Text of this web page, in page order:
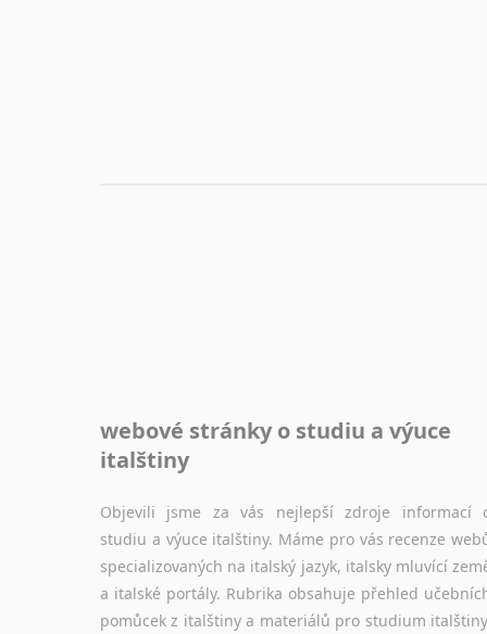
webové stránky o studiu a výuce
italštiny
Objevili jsme za vás nejlepší zdroje informací
studiu a výuce italštiny. Máme pro vás recenze
specializovaných na italský jazyk, italsky mluvící
a italské portály. Rubrika obsahuje přehled
pomůcek z italštiny a materiálů pro studium